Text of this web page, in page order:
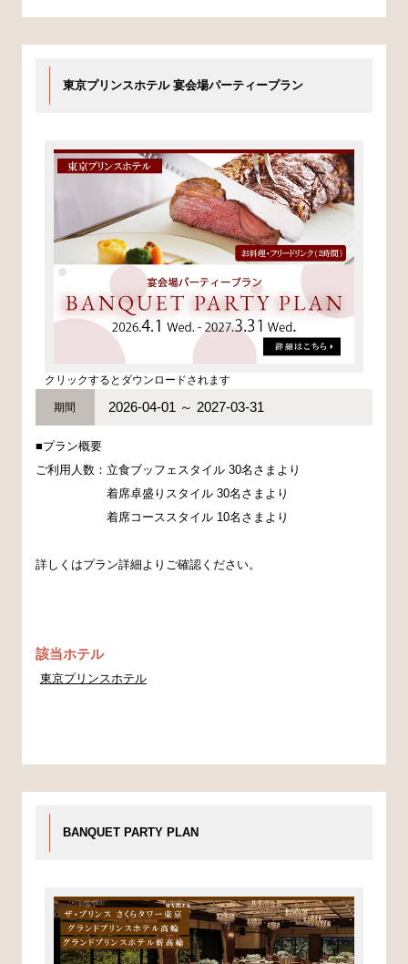
東京プリンスホテル 宴会場パーティープラン
クリックするとダウンロードされます
期間 2026-04-01 ～ 2027-03-31
■プラン概要
ご利用人数：立食ブッフェスタイル 30名さまより
着席卓盛りスタイル 30名さまより
着席コーススタイル 10名さまより
詳しくはプラン詳細よりご確認ください。
該当ホテル
東京プリンスホテル
BANQUET PARTY PLAN